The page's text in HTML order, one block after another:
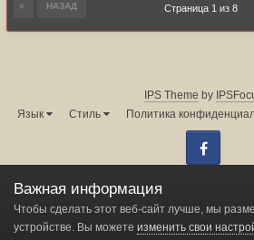
НАЗАД Страница 1 из 8
IPS Theme by
Язык
Стиль Политика
Администрация форума:
Powered by Invision
Важная информация
Чтобы сделать этот веб-сайт лучше, мы
устройстве. Вы можете изменить свои